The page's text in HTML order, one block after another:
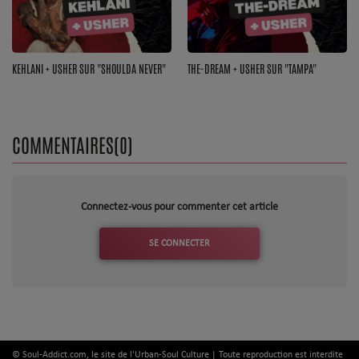
Top Soul Addict
Grille des programmes
KEHLANI + USHER SUR "SHOULDA NEVER" THE-DREAM + USHER SUR "TAMPA"
COMMENTAIRES(0)
Connectez-vous pour commenter cet article
SE CONNECTER
© Soul-Addict.com, le site de l'Urban-Soul Culture | Toute reproduction est interdite